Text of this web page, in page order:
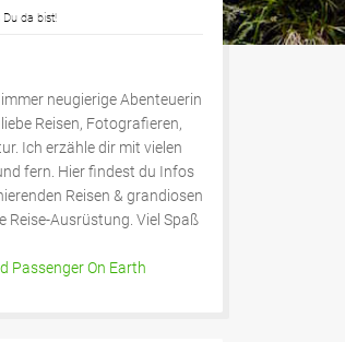
da bist!
neugierige Abenteuerin
Reisen, Fotografieren,
Ich erzähle dir mit vielen
fern. Hier findest du Infos
Reisen & grandiosen
Reise-Ausrüstung. Viel Spaß
Passenger On Earth